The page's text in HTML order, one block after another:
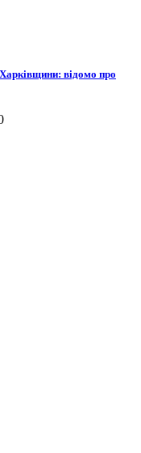
Харківщини: відомо про